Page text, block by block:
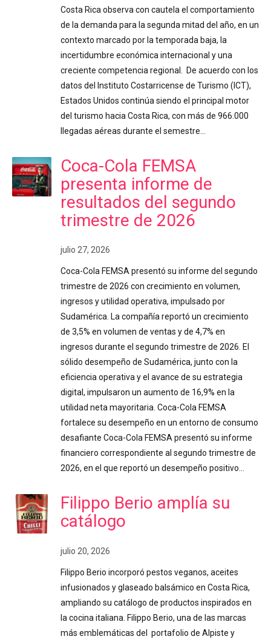
Costa Rica observa con cautela el comportamiento
de la demanda para la segunda mitad del año, en un
contexto marcado por la temporada baja, la
incertidumbre económica internacional y una
creciente competencia regional. De acuerdo con los
datos del Instituto Costarricense de Turismo (ICT),
Estados Unidos continúa siendo el principal motor
del turismo hacia Costa Rica, con más de 966.000
llegadas aéreas durante el semestre…
Coca-Cola FEMSA
presenta informe de
resultados del segundo
trimestre de 2026
julio 27, 2026
Coca-Cola FEMSA presentó su informe del segundo
trimestre de 2026 con crecimiento en volumen,
ingresos y utilidad operativa, impulsado por
Sudamérica. La compañía reportó un crecimiento
de 3,5% en volumen de ventas y de 4,7% en
ingresos durante el segundo trimestre de 2026. El
sólido desempeño de Sudamérica, junto con la
eficiencia operativa y el avance de su estrategia
digital, impulsaron un aumento de 16,9% en la
utilidad neta mayoritaria. Coca-Cola FEMSA
fortalece su desempeño en un entorno de consumo
desafiante Coca-Cola FEMSA presentó su informe
financiero correspondiente al segundo trimestre de
2026, en el que reportó un desempeño positivo…
Filippo Berio amplía su
catálogo
julio 20, 2026
Filippo Berio incorporó pestos veganos, aceites
infusionados y glaseado balsámico en Costa Rica,
ampliando su catálogo de productos inspirados en
la cocina italiana. Filippo Berio, una de las marcas
más emblemáticas del portafolio de Alpiste y